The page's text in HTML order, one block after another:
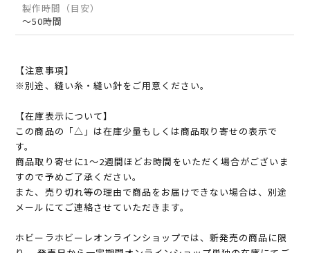
製作時間（目安）
～50時間
【注意事項】
※別途、縫い糸・縫い針をご用意ください。
【在庫表示について】
この商品の「△」は在庫少量もしくは商品取り寄せの表示で
す。
商品取り寄せに1～2週間ほどお時間をいただく場合がございま
すので予めご了承ください。
また、売り切れ等の理由で商品をお届けできない場合は、別途
メールにてご連絡させていただきます。
ホビーラホビーレオンラインショップでは、新発売の商品に限